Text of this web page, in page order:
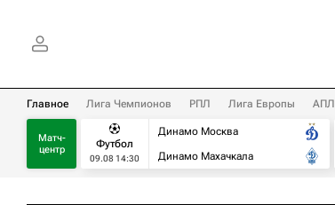
Главное Лига Чемпионов РПЛ Лига Европы АПЛ
Матч-
центр
Футбол
09.08 14:30
Динамо Москва
Динамо Махачкала